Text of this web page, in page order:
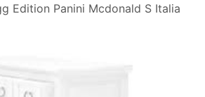
Edition Panini Mcdonald S Italia